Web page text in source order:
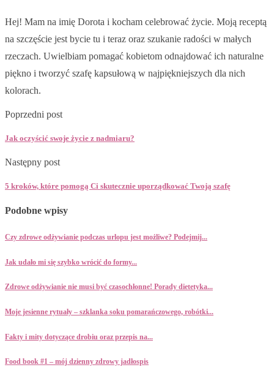
Hej! Mam na imię Dorota i kocham celebrować życie. Moją receptą
na szczęście jest bycie tu i teraz oraz szukanie radości w małych
rzeczach. Uwielbiam pomagać kobietom odnajdować ich naturalne
piękno i tworzyć szafę kapsułową w najpiękniejszych dla nich
kolorach.
Poprzedni post
Jak oczyścić swoje życie z nadmiaru?
Następny post
5 kroków, które pomogą Ci skutecznie uporządkować Twoją szafę
Podobne wpisy
Czy zdrowe odżywianie podczas urlopu jest możliwe? Podejmij...
Jak udało mi się szybko wrócić do formy...
Zdrowe odżywianie nie musi być czasochłonne! Porady dietetyka...
Moje jesienne rytuały – szklanka soku pomarańczowego, robótki...
Fakty i mity dotyczące drobiu oraz przepis na...
Food book #1 – mój dzienny zdrowy jadłospis